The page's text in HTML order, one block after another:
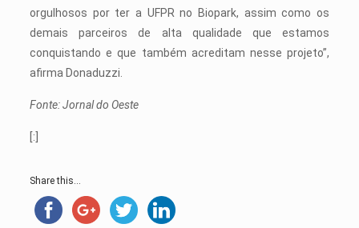
orgulhosos por ter a UFPR no Biopark, assim como os
demais parceiros de alta qualidade que estamos
conquistando e que também acreditam nesse projeto”,
afirma Donaduzzi.
Fonte: Jornal do Oeste
[:]
Share this...